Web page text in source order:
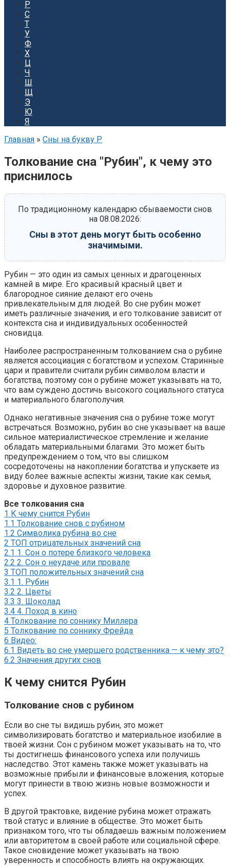
Р
С
Т
У
Ф
Х
Ц
Ч
Ш
Щ
Э
Ю
Я
Главная » Сны на букву Р
Толкование сна "Рубин", к чему это
приснилось
По традиционному календарю сбываемости снов
на 08.08.2026:
Сны в этот день могут быть особенно
значимыми.
Рубин — это один из самых ценных и драгоценных
камней в мире. Его красивый красный цвет и
благородное сияние делают его очень
привлекательным для людей. Во сне рубин может
иметь различные значения, и его толкование зависит от
контекста сна и индивидуальных особенностей
сновидца.
Наиболее распространенным толкованием сна о рубине
является ассоциация с богатством и успехом. Старинные
цари и правители считали рубин символом власти и
богатства, поэтому сон о рубине может указывать на то,
что вам суждено достичь высокого социального статуса
и материального благополучия.
Однако негативные значения сна о рубине тоже могут
встречаться. Возможно, рубин во сне указывает на ваше
сильное материалистическое стремление и желание
обладать материальными благами. Это может быть
предупреждением о том, что вы слишком
сосредоточены на накоплении богатства и упускаете из
виду более важные аспекты жизни, такие как семья,
здоровье и духовное развитие.
Все толкования сна
1 К чему снится Рубин
1.1 Толкование снов с рубином
1.2 Символика рубина во сне
2 ТОП отрицательных значений сна
2.1 1. Сон о потере близкого человека
2.2 2. Сон о неудаче или провале
3 ТОП положительных значений сна
3.1 1. Рубин
3.2 2. Цветы
3.3 3. Шоколад
3.4 4. Поход в кино
4 Толкование по соннику Миллера
5 Толкование по соннику Фрейда
6 Видео:
6.1 Видеть во сне умершего родственника — к чему это?
6.2 Значения других снов
К чему снится Рубин
Толкование снов с рубином
Если во сне ты видишь рубин, это может
символизировать богатство и материальное изобилие в
твоей жизни. Сон с рубином может указывать на то, что
ты достигнешь финансового успеха или получишь
наследство. Этот камень также может указывать на
возможные прибыли и финансовые вложения, которые
могут принести в твою жизнь новые возможности и
успех.
В другой трактовке, видение рубина может отражать
твой статус и влияние в обществе. Это может быть
признаком того, что ты обладаешь важным положением
или авторитетом в своей работе или социальной сфере.
Такое сновидение может указывать на твою
уверенность и способность влиять на окружающих.